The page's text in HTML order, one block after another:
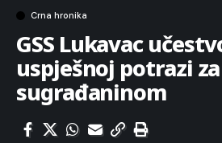
Crna hronika
GSS Lukavac
uspješnoj potrazi
sugrađaninom